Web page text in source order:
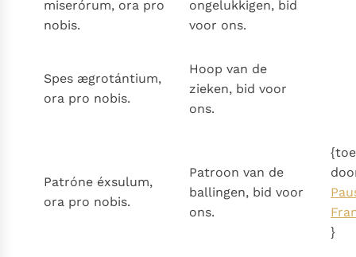
miserórum, ora pro
nobis.
ongelukkigen, bid
voor ons.
Spes ægrotántium,
ora pro nobis.
Hoop van de
zieken, bid voor
ons.
Patróne éxsulum,
ora pro nobis.
Patroon van de
ballingen, bid voor
ons.
}